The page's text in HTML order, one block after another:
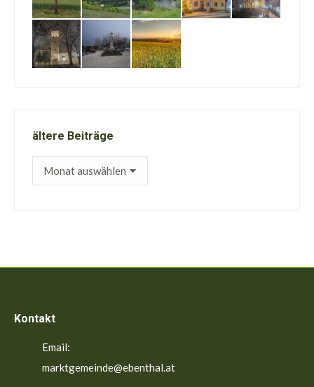
ältere Beiträge
ältere
Kontakt
Email:
marktgemeinde@ebenthal.at